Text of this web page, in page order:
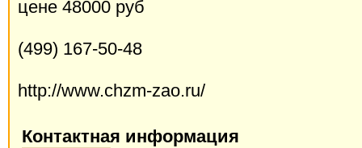
цене 48000 руб
(499) 167-50-48
http://www.chzm-zao.ru/
Контактная информация